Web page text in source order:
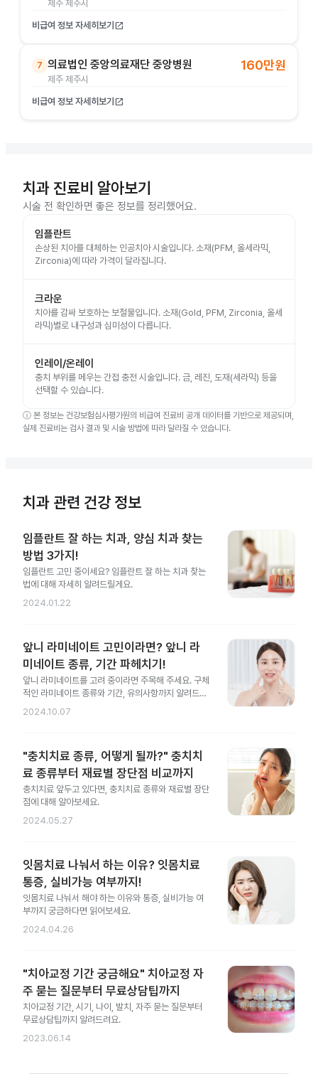
제주 제주시
비급여 정보 자세히보기 open_in_new
7 의료법인 중앙의료재단 중앙병원
제주 제주시
160만원
비급여 정보 자세히보기 open_in_new
치과 진료비 알아보기
시술 전 확인하면 좋은 정보를 정리했어요.
임플란트
손상된 치아를 대체하는 인공치아 시술입니다. 소재(PFM, 올세라믹,
Zirconia)에 따라 가격이 달라집니다.
크라운
치아를 감싸 보호하는 보철물입니다. 소재(Gold, PFM, Zirconia, 올세
라믹)별로 내구성과 심미성이 다릅니다.
인레이/온레이
충치 부위를 메우는 간접 충전 시술입니다. 금, 레진, 도재(세라믹) 등을
선택할 수 있습니다.
ⓘ 본 정보는 건강보험심사평가원의 비급여 진료비 공개 데이터를 기반으로 제공되며,
실제 진료비는 검사 결과 및 시술 방법에 따라 달라질 수 있습니다.
치과 관련 건강 정보
임플란트 잘 하는 치과, 양심 치과 찾는
방법 3가지!
임플란트 고민 중이세요? 임플란트 잘 하는 치과 찾는
법에 대해 자세히 알려드릴게요.
2024.01.22
앞니 라미네이트 고민이라면? 앞니 라
미네이트 종류, 기간 파헤치기!
앞니 라미네이트를 고려 중이라면 주목해 주세요. 구체
적인 라미네이트 종류와 기간, 유의사항까지 알려드릴
게요.
2024.10.07
"충치치료 종류, 어떻게 될까?" 충치치
료 종류부터 재료별 장단점 비교까지
충치치료 앞두고 있다면, 충치치료 종류와 재료별 장단
점에 대해 알아보세요.
2024.05.27
잇몸치료 나눠서 하는 이유? 잇몸치료
통증, 실비가능 여부까지!
잇몸치료 나눠서 해야 하는 이유와 통증, 실비가능 여
부까지 궁금하다면 읽어보세요.
2024.04.26
"치아교정 기간 궁금해요" 치아교정 자
주 묻는 질문부터 무료상담팁까지
치아교정 기간, 시기, 나이, 발치, 자주 묻는 질문부터
무료상담팁까지 알려드려요.
2023.06.14